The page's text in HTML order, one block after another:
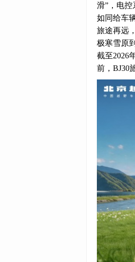
滑”，电
如同给车
旅途再远
极寒雪原
截至2026
前，BJ30